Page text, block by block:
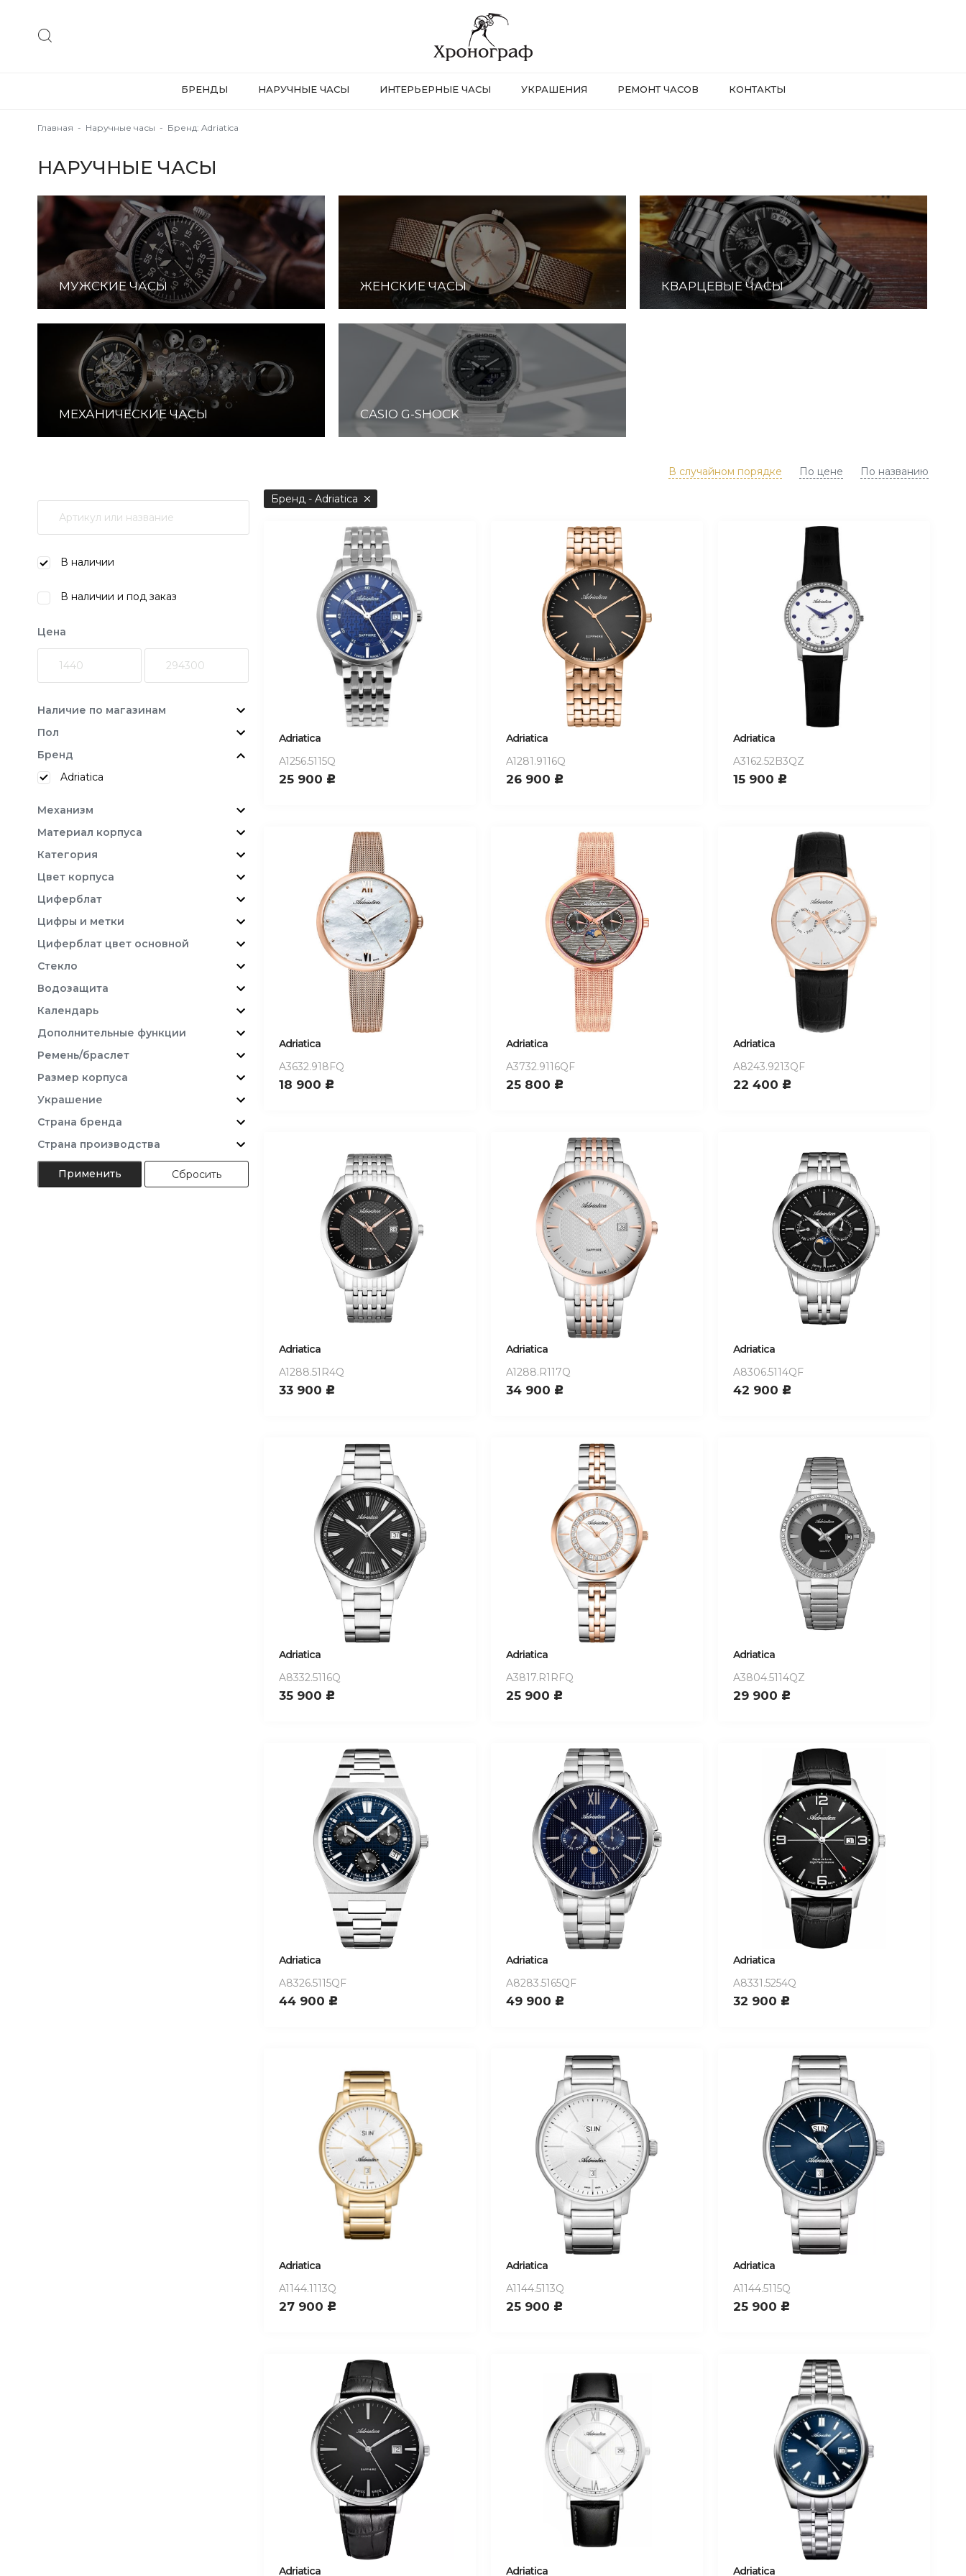
БРЕНДЫ НАРУЧНЫЕ ЧАСЫ ИНТЕРЬЕРНЫЕ ЧАСЫ УКРАШЕНИЯ РЕМОНТ ЧАСОВ КОНТАКТЫ
Главная - Наручные часы - Бренд: Adriatica
НАРУЧНЫЕ ЧАСЫ
МУЖСКИЕ ЧАСЫ ЖЕНСКИЕ ЧАСЫ КВАРЦЕВЫЕ ЧАСЫ
МЕХАНИЧЕСКИЕ ЧАСЫ CASIO G-SHOCK
В наличии
В наличии и под заказ
Цена
Наличие по магазинам
Пол
Бренд
Adriatica
Механизм
Материал корпуса
Категория
Цвет корпуса
Циферблат
Цифры и метки
Циферблат цвет основной
Стекло
Водозащита
Календарь
Дополнительные функции
Ремень/браслет
Размер корпуса
Украшение
Страна бренда
Страна производства
Сбросить
В случайном порядке По цене По названию
Бренд - Adriatica
Adriatica
A1256.5115Q
25 900 c
Adriatica
A1281.9116Q
26 900 c
Adriatica
A3162.52B3QZ
15 900 c
Adriatica
A3632.918FQ
18 900 c
Adriatica
A3732.9116QF
25 800 c
Adriatica
A8243.9213QF
22 400 c
Adriatica
A1288.51R4Q
33 900 c
Adriatica
A1288.R117Q
34 900 c
Adriatica
A8306.5114QF
42 900 c
Adriatica
A8332.5116Q
35 900 c
Adriatica
A3817.R1RFQ
25 900 c
Adriatica
A3804.5114QZ
29 900 c
Adriatica
A8326.5115QF
44 900 c
Adriatica
A8283.5165QF
49 900 c
Adriatica
A8331.5254Q
32 900 c
Adriatica
A1144.1113Q
27 900 c
Adriatica
A1144.5113Q
25 900 c
Adriatica
A1144.5115Q
25 900 c
Adriatica Adriatica Adriatica